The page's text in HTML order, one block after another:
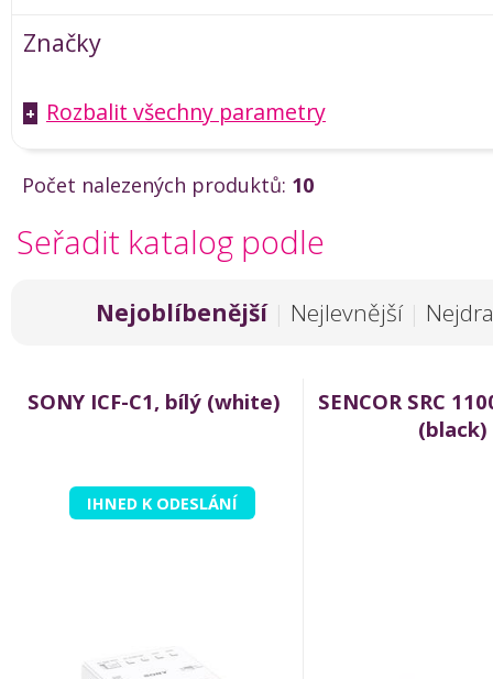
Značky
+ Rozbalit všechny parametry
Počet nalezených produktů: 10
Seřadit katalog podle
Nejoblíbenější | Nejlevnější |
SONY ICF-C1, bílý (white)
IHNED K ODESLÁNÍ
SENCOR SRC
(black)